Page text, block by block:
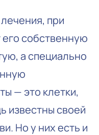
при
собственную
а специально
— это клетки,
известны своей
Но у них есть и